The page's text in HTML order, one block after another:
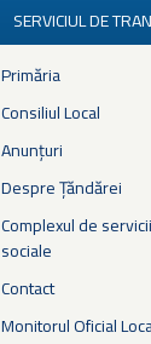
SERVICIUL DE
Primăria
Consiliul Local
Anunțuri
Despre Țăndărei
Complexul de servicii
sociale
Contact
Monitorul Oficial